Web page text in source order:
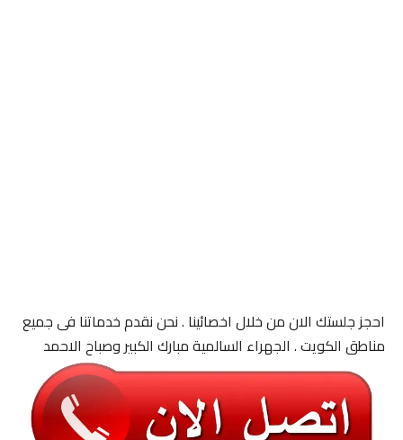
احجز جلستك الان من خلال اخصائينا . نحن نقدم خدماتنا فى جميع
مناطق الكويت . الجهراء السالمية مبارك الكبير وصباح الاحمد